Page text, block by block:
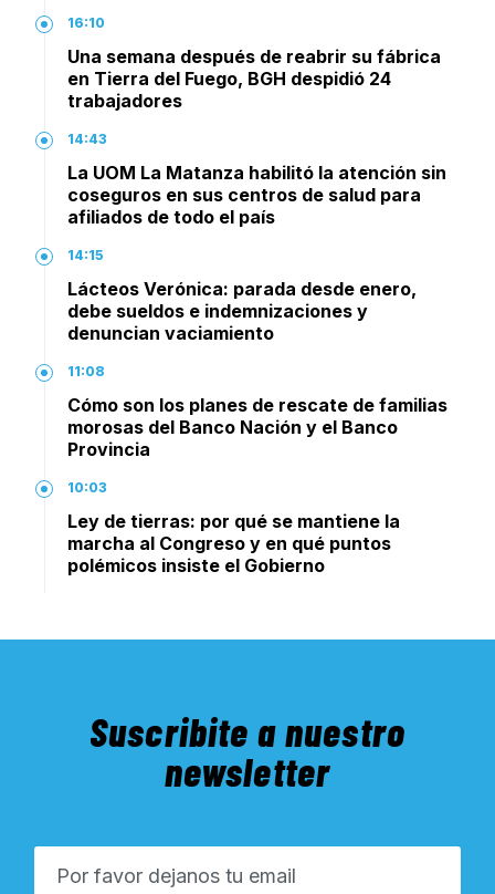
16:10
Una semana después de reabrir su fábrica
en Tierra del Fuego, BGH despidió 24
trabajadores
14:43
La UOM La Matanza habilitó la atención sin
coseguros en sus centros de salud para
afiliados de todo el país
14:15
Lácteos Verónica: parada desde enero,
debe sueldos e indemnizaciones y
denuncian vaciamiento
11:08
Cómo son los planes de rescate de familias
morosas del Banco Nación y el Banco
Provincia
10:03
Ley de tierras: por qué se mantiene la
marcha al Congreso y en qué puntos
polémicos insiste el Gobierno
Suscribite a nuestro
newsletter